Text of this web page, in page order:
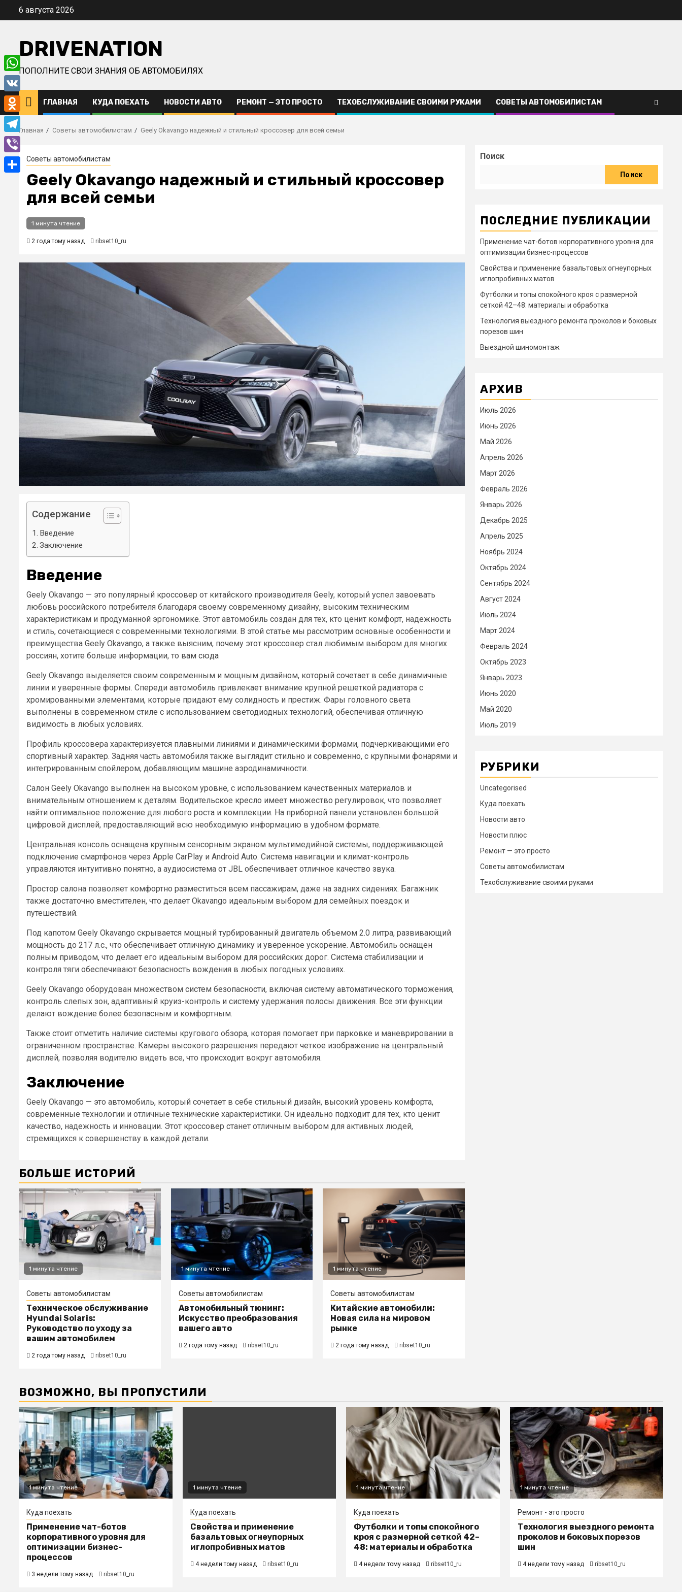
Перейти6 августа 2026
DRIVENATION
ПОПОЛНИТЕ СВОИ ЗНАНИЯ ОБ АВТОМОБИЛЯХ
ГЛАВНАЯ КУДА ПОЕХАТЬ НОВОСТИ АВТО РЕМОНТ — ЭТО ПРОСТО ТЕХОБСЛУЖИВАНИЕ СВОИМИ РУКАМИ СОВЕТЫ АВТОМОБИЛИСТАМ
Главная Советы автомобилистам Geely Okavango надежный и стильный кроссовер для всей семьи
Советы автомобилистам
Geely Okavango надежный и стильный кроссовер
для всей семьи
1 минута чтение
2 года тому назад ribset10_ru
Содержание
Введение
Заключение
Введение
Geely Okavango — это популярный кроссовер от китайского производителя Geely, который успел завоевать
любовь российского потребителя благодаря своему современному дизайну, высоким техническим
характеристикам и продуманной эргономике. Этот автомобиль создан для тех, кто ценит комфорт, надежность
и стиль, сочетающиеся с современными технологиями. В этой статье мы рассмотрим основные особенности и
преимущества Geely Okavango, а также выясним, почему этот кроссовер стал любимым выбором для многих
россиян, хотите больше информации, то вам сюда
Geely Okavango выделяется своим современным и мощным дизайном, который сочетает в себе динамичные
линии и уверенные формы. Спереди автомобиль привлекает внимание крупной решеткой радиатора с
хромированными элементами, которые придают ему солидность и престиж. Фары головного света
выполнены в современном стиле с использованием светодиодных технологий, обеспечивая отличную
видимость в любых условиях.
Профиль кроссовера характеризуется плавными линиями и динамическими формами, подчеркивающими его
спортивный характер. Задняя часть автомобиля также выглядит стильно и современно, с крупными фонарями и
интегрированным спойлером, добавляющим машине аэродинамичности.
Салон Geely Okavango выполнен на высоком уровне, с использованием качественных материалов и
внимательным отношением к деталям. Водительское кресло имеет множество регулировок, что позволяет
найти оптимальное положение для любого роста и комплекции. На приборной панели установлен большой
цифровой дисплей, предоставляющий всю необходимую информацию в удобном формате.
Центральная консоль оснащена крупным сенсорным экраном мультимедийной системы, поддерживающей
подключение смартфонов через Apple CarPlay и Android Auto. Система навигации и климат-контроль
управляются интуитивно понятно, а аудиосистема от JBL обеспечивает отличное качество звука.
Простор салона позволяет комфортно разместиться всем пассажирам, даже на задних сидениях. Багажник
также достаточно вместителен, что делает Okavango идеальным выбором для семейных поездок и
путешествий.
Под капотом Geely Okavango скрывается мощный турбированный двигатель объемом 2.0 литра, развивающий
мощность до 217 л.с., что обеспечивает отличную динамику и уверенное ускорение. Автомобиль оснащен
полным приводом, что делает его идеальным выбором для российских дорог. Система стабилизации и
контроля тяги обеспечивают безопасность вождения в любых погодных условиях.
Geely Okavango оборудован множеством систем безопасности, включая систему автоматического торможения,
контроль слепых зон, адаптивный круиз-контроль и систему удержания полосы движения. Все эти функции
делают вождение более безопасным и комфортным.
Также стоит отметить наличие системы кругового обзора, которая помогает при парковке и маневрировании в
ограниченном пространстве. Камеры высокого разрешения передают четкое изображение на центральный
дисплей, позволяя водителю видеть все, что происходит вокруг автомобиля.
Заключение
Geely Okavango — это автомобиль, который сочетает в себе стильный дизайн, высокий уровень комфорта,
современные технологии и отличные технические характеристики. Он идеально подходит для тех, кто ценит
качество, надежность и инновации. Этот кроссовер станет отличным выбором для активных людей,
стремящихся к совершенству в каждой детали.
БОЛЬШЕ ИСТОРИЙ
1 минута чтение
Советы автомобилистам
Техническое обслуживание
Hyundai Solaris:
Руководство по уходу за
вашим автомобилем
2 года тому назад ribset10_ru
1 минута чтение
Советы автомобилистам
Автомобильный тюнинг:
Искусство преобразования
вашего авто
2 года тому назад ribset10_ru
1 минута чтение
Советы автомобилистам
Китайские автомобили:
Новая сила на мировом
рынке
2 года тому назад ribset10_ru
Поиск
Поиск
ПОСЛЕДНИЕ ПУБЛИКАЦИИ
Применение чат-ботов корпоративного уровня для
оптимизации бизнес-процессов
Свойства и применение базальтовых огнеупорных
иглопробивных матов
Футболки и топы спокойного кроя с размерной
сеткой 42–48: материалы и обработка
Технология выездного ремонта проколов и боковых
порезов шин
Выездной шиномонтаж
АРХИВ
Июль 2026
Июнь 2026
Май 2026
Апрель 2026
Март 2026
Февраль 2026
Январь 2026
Декабрь 2025
Апрель 2025
Ноябрь 2024
Октябрь 2024
Сентябрь 2024
Август 2024
Июль 2024
Март 2024
Февраль 2024
Октябрь 2023
Январь 2023
Июнь 2020
Май 2020
Июль 2019
РУБРИКИ
Uncategorised
Куда поехать
Новости авто
Новости плюс
Ремонт — это просто
Советы автомобилистам
Техобслуживание своими руками
ВОЗМОЖНО, ВЫ ПРОПУСТИЛИ
1 минута чтение
Куда поехать
Применение чат-ботов
корпоративного уровня для
оптимизации бизнес-
процессов
3 недели тому назад ribset10_ru
1 минута чтение
Куда поехать
Свойства и применение
базальтовых огнеупорных
иглопробивных матов
4 недели тому назад ribset10_ru
1 минута чтение
Куда поехать
Футболки и топы спокойного
кроя с размерной сеткой 42–
48: материалы и обработка
4 недели тому назад ribset10_ru
1 минута чтение
Ремонт - это просто
Технология выездного ремонта
проколов и боковых порезов
шин
4 недели тому назад ribset10_ru
WhatsApp
VK
Odnoklassniki
Telegram
Viber
Отправить